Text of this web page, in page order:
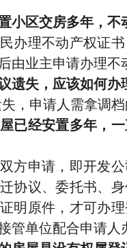
小区交房多年，
理不动产权证书
由业主申请办理不
遗失，应该如何办
申请人需拿调档
已经安置多年，
申请，即开发公
协议、委托书、
明原件，才可办
管单位配合申请人